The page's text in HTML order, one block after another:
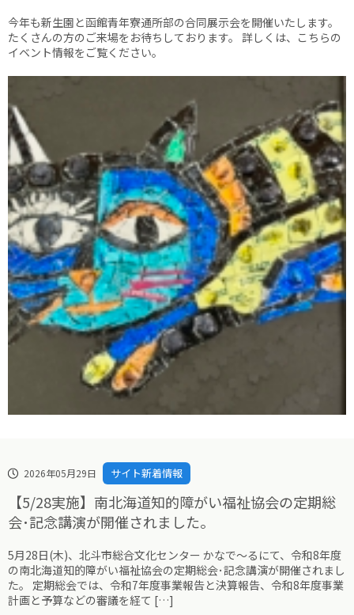
今年も新生園と函館青年寮通所部の合同展示会を開催いたします。
たくさんの方のご来場をお待ちしております。 詳しくは、こちらの
イベント情報をご覧ください。
2026年05月29日 サイト新着情報
【5/28実施】南北海道知的障がい福祉協会の定期総
会･記念講演が開催されました。
5月28日(木)、北斗市総合文化センター かなで～るにて、令和8年度
の南北海道知的障がい福祉協会の定期総会･記念講演が開催されまし
た。 定期総会では、令和7年度事業報告と決算報告、令和8年度事業
計画と予算などの審議を経て […]